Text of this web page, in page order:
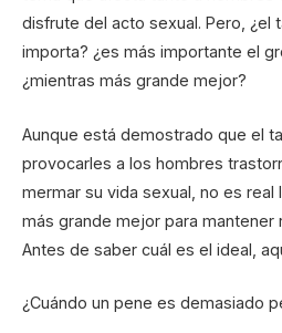
disfrute del acto sexual. Pero, ¿el
importa? ¿es más importante el
¿mientras más grande mejor?
Aunque está demostrado que el
provocarles a los hombres
mermar su vida sexual, no es real
más grande mejor para mantener
Antes de saber cuál es el ideal,
¿Cuándo un pene es demasiado